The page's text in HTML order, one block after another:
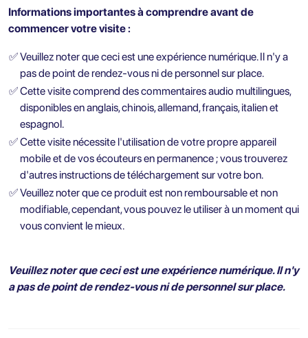
Informations importantes à comprendre avant de
commencer votre visite :
✅Veuillez noter que ceci est une expérience numérique. Il n'y a
pas de point de rendez-vous ni de personnel sur place.
✅Cette visite comprend des commentaires audio multilingues,
disponibles en anglais, chinois, allemand, français, italien et
espagnol.
✅Cette visite nécessite l'utilisation de votre propre appareil
mobile et de vos écouteurs en permanence ; vous trouverez
d'autres instructions de téléchargement sur votre bon.
✅Veuillez noter que ce produit est non remboursable et non
modifiable, cependant, vous pouvez le utiliser à un moment qui
vous convient le mieux.
Veuillez noter que ceci est une expérience numérique. Il n'y
a pas de point de rendez-vous ni de personnel sur place.